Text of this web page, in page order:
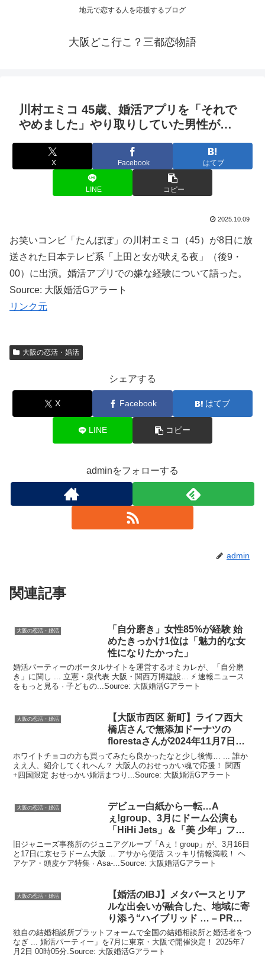
地元で恋する人を応援するブログ
大阪どこ行こ？三都恋物語
川村エミコ 45歳、 婚活アプリを「それで
やめました」やり取りしていた男性が…
X Facebook はてブ
LINE コピー
2025.10.09
お笑いコンビ「たんぽぽ」の川村エミコ（45）が8日に放
送された日本テレビ系「上田と女が吠える夜」（後9・
00）に出演。婚活アプリでの嫌な経験について語った。
Source: 大阪婚活Gアラート
リンク元
大阪の恋活・婚活
シェアする
X Facebook はてブ
LINE コピー
adminをフォローする
admin
関連記事
大阪の恋活・婚活
「自分磨き」女性85%が経験 始
めたきっかけ1位は「魅力的な女
性になりたかった」
婚活パーティーのポータルサイトを運営するオミカレが、「自分磨
き」に関し ... 立憲・泉代表 大阪・関西万博建設… ⚡ 速報ニュース
をもっと見る · 子どもの...Source: 大阪婚活Gアラート
大阪の恋活・婚活 【大阪市西区 新町】ライフ西大
橋店さんで無添加ドーナツの
florestaさんが2024年11月7日ま
で出店 …
ホワイトチョコの方も買ってみたら良かったなと少し後悔… ... 誰か
ええ人、紹介してくれへん？ 大阪人のおせっかい魂で応援！ 関西
+四国限定 おせっかい婚活まつり...Source: 大阪婚活Gアラート
大阪の恋活・婚活
デビュー白紙から一転…A
ぇ!group、3月にドーム公演も
「HiHi Jets」＆「美 少年」ファ
ンが気を …
旧ジャニーズ事務所のジュニアグループ「Aぇ！group」が、3月16日
と17日に京セラドーム大阪 ... アサから便活 スッキリ情報満載！ ヘ
アケア・頭皮ケア特集 · Asa-...Source: 大阪婚活Gアラート
大阪の恋活・婚活 【婚活のIBJ】メタバースとリア
ルな出会いが融合した、地域に寄
り添う“ハイブリッド … – PR
TIMES
独自の結婚相談所プラットフォームで全国の結婚相談所と婚活者をつ
なぎ ... 婚活パーティー」を7月に東京・大阪で開催決定！ 2025年7
月2日 00時05分.Source: 大阪婚活Gアラート